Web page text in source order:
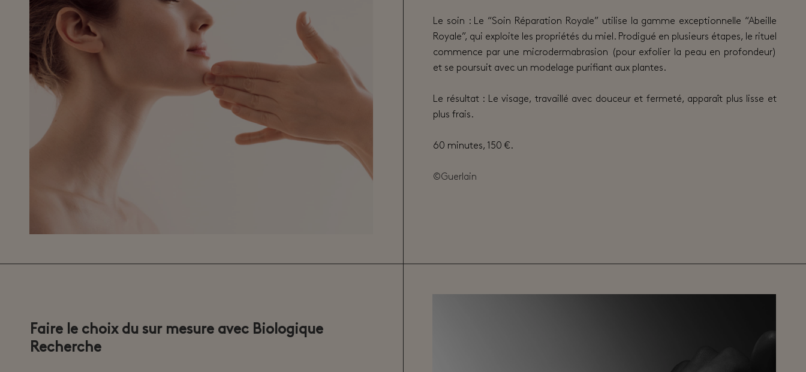
Le soin : Le “Soin Réparation Royale” utilise la gamme exceptionnelle “Abeille
Royale”, qui exploite les propriétés du miel. Prodigué en plusieurs étapes, le rituel
commence par une microdermabrasion (pour exfolier la peau en profondeur)
et se poursuit avec un modelage purifiant aux plantes.
Le résultat : Le visage, travaillé avec douceur et fermeté, apparaît plus lisse et
plus frais.
60 minutes, 150 €.
©Guerlain
Faire le choix du sur mesure avec Biologique
Recherche